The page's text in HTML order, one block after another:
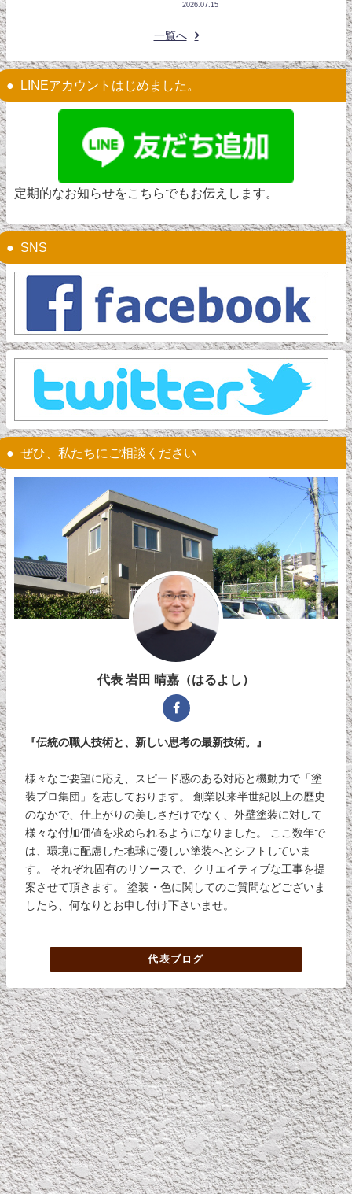
2026.07.15
一覧へ
LINEアカウントはじめました。
定期的なお知らせをこちらでもお伝えします。
SNS
ぜひ、私たちにご相談ください
代表 岩田 晴嘉（はるよし）
『伝統の職人技術と、新しい思考の最新技術。』
様々なご要望に応え、スピード感のある対応と機動力で「塗
装プロ集団」を志しております。 創業以来半世紀以上の歴史
のなかで、仕上がりの美しさだけでなく、外壁塗装に対して
様々な付加価値を求められるようになりました。 ここ数年で
は、環境に配慮した地球に優しい塗装へとシフトしていま
す。 それぞれ固有のリソースで、クリエイティブな工事を提
案させて頂きます。 塗装・色に関してのご質問などございま
したら、何なりとお申し付け下さいませ。
代表ブログ